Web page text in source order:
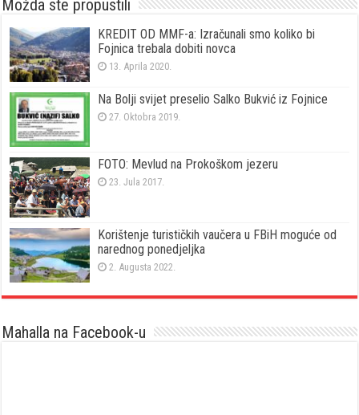
Možda ste propustili
KREDIT OD MMF-a: Izračunali smo koliko bi
Fojnica trebala dobiti novca
13. Aprila 2020.
Na Bolji svijet preselio Salko Bukvić iz Fojnice
27. Oktobra 2019.
FOTO: Mevlud na Prokoškom jezeru
23. Jula 2017.
Korištenje turističkih vaučera u FBiH moguće od
narednog ponedjeljka
2. Augusta 2022.
Mahalla na Facebook-u